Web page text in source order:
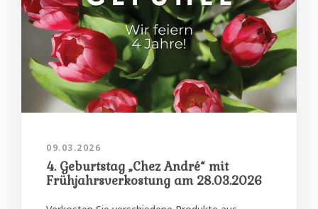
09.03.2026
4. Geburtstag „Chez André“ mit
Frühjahrsverkostung am 28.03.2026